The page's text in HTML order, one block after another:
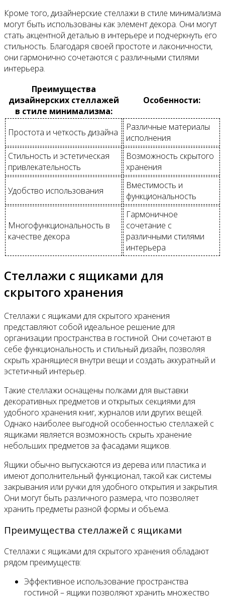
Кроме того, дизайнерские стеллажи в стиле минимализма
могут быть использованы как элемент декора. Они могут
стать акцентной деталью в интерьере и подчеркнуть его
стильность. Благодаря своей простоте и лаконичности,
они гармонично сочетаются с различными стилями
интерьера.
Преимущества
дизайнерских стеллажей
в стиле минимализма:
Особенности:
Простота и четкость дизайна
Различные материалы
исполнения
Стильность и эстетическая
привлекательность
Возможность скрытого
хранения
Удобство использования
Вместимость и
функциональность
Многофункциональность в
качестве декора
Гармоничное
сочетание с
различными стилями
интерьера
Стеллажи с ящиками для
скрытого хранения
Стеллажи с ящиками для скрытого хранения
представляют собой идеальное решение для
организации пространства в гостиной. Они сочетают в
себе функциональность и стильный дизайн, позволяя
скрыть хранящиеся внутри вещи и создать аккуратный и
эстетичный интерьер.
Такие стеллажи оснащены полками для выставки
декоративных предметов и открытых секциями для
удобного хранения книг, журналов или других вещей.
Однако наиболее выгодной особенностью стеллажей с
ящиками является возможность скрыть хранение
небольших предметов за фасадами ящиков.
Ящики обычно выпускаются из дерева или пластика и
имеют дополнительный функционал, такой как системы
закрывания или ручки для удобного открытия и закрытия.
Они могут быть различного размера, что позволяет
хранить предметы разной формы и объема.
Преимущества стеллажей с ящиками
Стеллажи с ящиками для скрытого хранения обладают
рядом преимуществ:
Эффективное использование пространства
гостиной – ящики позволяют хранить множество